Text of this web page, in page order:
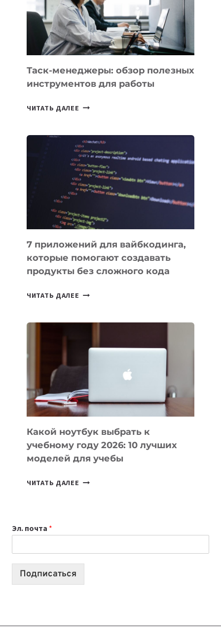
ИСКУССТВЕННОМУ
ИНТЕЛЛЕКТУ
Таск-менеджеры: обзор полезных
инструментов для работы
ЧИТАТЬ ДАЛЕЕ ТАСК-
ПОЛЕЗНЫХ
ИНСТРУМЕНТОВ
ДЛЯ
РАБОТЫ
7 приложений для вайбкодинга,
которые помогают создавать
продукты без сложного кода
ЧИТАТЬ ДАЛЕЕ
ПОМОГАЮТ
СОЗДАВАТЬ
БЕЗ
СЛОЖНОГО
КОДА
Какой ноутбук выбрать к
учебному году 2026: 10 лучших
моделей для учебы
ЧИТАТЬ ДАЛЕЕ КАКОЙ
2026:
10
Эл. почта *
Подписаться